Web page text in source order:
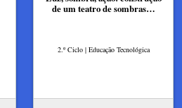
de um teatro de sombras…
2.º Ciclo | Educação Tecnológica